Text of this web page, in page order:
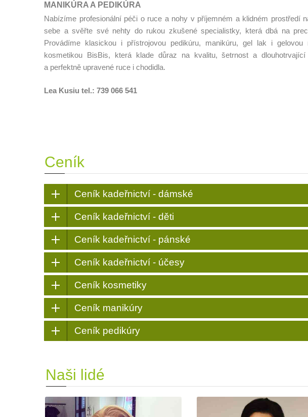
MANIKÚRA A PEDIKÚRA
Nabízíme profesionální péči o ruce a nohy v příjemném a klidném prostředí
sebe a svěřte své nehty do rukou zkušené specialistky, která dbá na
Provádíme klasickou i přístrojovou pedikúru, manikúru, gel lak i gelovou
kosmetikou BisBis, která klade důraz na kvalitu, šetrnost a
a perfektně upravené ruce i chodidla.
Lea Kusiu tel.: 739 066 541
Ceník
Ceník kadeřnictví - dámské
Ceník kadeřnictví - děti
Ceník kadeřnictví - pánské
Ceník kadeřnictví - účesy
Ceník kosmetiky
Ceník manikúry
Ceník pedikúry
Naši lidé
Petra Lišková Radka